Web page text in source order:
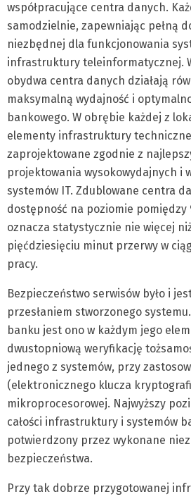
współpracujące centra danych.
samodzielnie, zapewniając pełną
niezbędnej dla funkcjonowania
infrastruktury teleinformatycznej.
obydwa centra danych działają
maksymalną wydajność i
bankowego. W obrębie każdej z
elementy infrastruktury
zaprojektowane zgodnie z
projektowania wysokowydajnych i
systemów IT. Zdublowane centra
dostępność na poziomie pomiędzy
oznacza statystycznie nie więcej
pięćdziesięciu minut przerwy w
pracy.
Bezpieczeństwo serwisów było i
przesłaniem stworzonego
banku jest ono w każdym jego
dwustopniową weryfikację
jednego z systemów, przy
(elektronicznego klucza
mikroprocesorowej. Najwyższy
całości infrastruktury i systemów
potwierdzony przez wykonane
bezpieczeństwa.
Przy tak dobrze przygotowanej